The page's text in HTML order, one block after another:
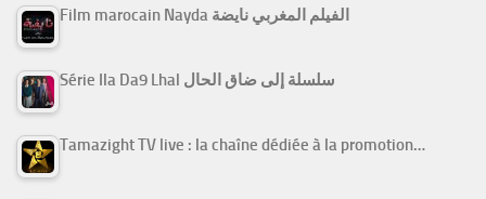
Film marocain Nayda الفيلم المغربي نايضة
Série Ila Da9 Lhal سلسلة إلى ضاق الحال
Tamazight TV live : la chaîne dédiée à la promotion…